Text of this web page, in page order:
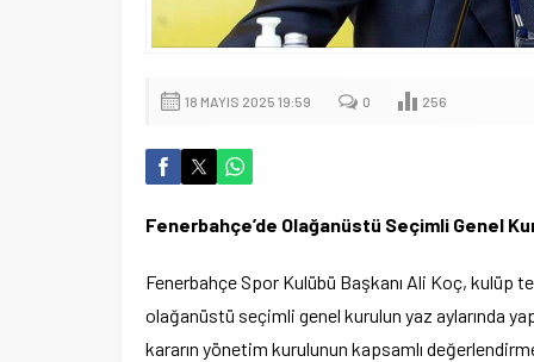
18 MAYIS 2025 19:59 0 256
Fenerbahçe’de Olağanüstü Seçimli Genel
Fenerbahçe Spor Kulübü Başkanı Ali Koç, kulüp
olağanüstü seçimli genel kurulun yaz aylarında
kararın yönetim kurulunun kapsamlı